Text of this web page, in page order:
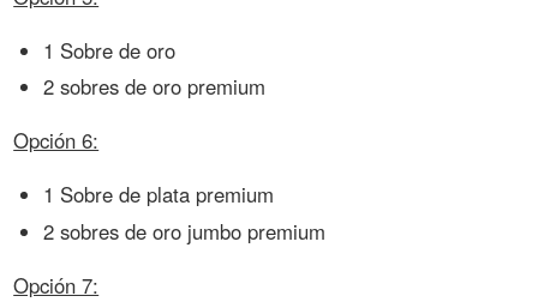
1 Sobre de oro
2 sobres de oro premium
Opción 6:
1 Sobre de plata premium
2 sobres de oro jumbo premium
Opción 7: